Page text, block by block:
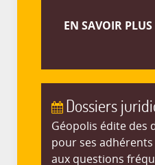
EN SAVOIR PLUS
Dossiers
Géopolis édite des
pour ses
aux questions